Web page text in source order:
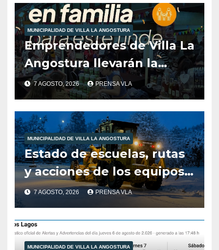
reinantes en la región
MUNICIPALIDAD DE VILLA LA ANGOSTURA
Emprendedores de Villa La
Angostura llevarán la
producción local a Tienda
de Sabores.
7 AGOSTO, 2026 PRENSA VLA
MUNICIPALIDAD DE VILLA LA ANGOSTURA
Estado de escuelas, rutas
y acciones de los equipos
municipales – Villa La
Angostura – 7 de agosto –
10:00 hs
7 AGOSTO, 2026 PRENSA VLA
MUNICIPALIDAD DE VILLA LA ANGOSTURA